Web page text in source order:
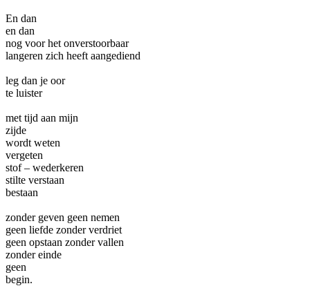
En dan
en dan
nog voor het onverstoorbaar
langeren zich heeft aangediend
leg dan je oor
te luister
met tijd aan mijn
zijde
wordt weten
vergeten
stof – wederkeren
stilte verstaan
bestaan
zonder geven geen nemen
geen liefde zonder verdriet
geen opstaan zonder vallen
zonder einde
geen
begin.